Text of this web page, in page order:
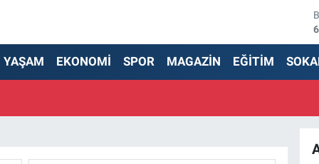
YAŞAM EKONOMİ SPOR MAGAZİN EĞİTİM